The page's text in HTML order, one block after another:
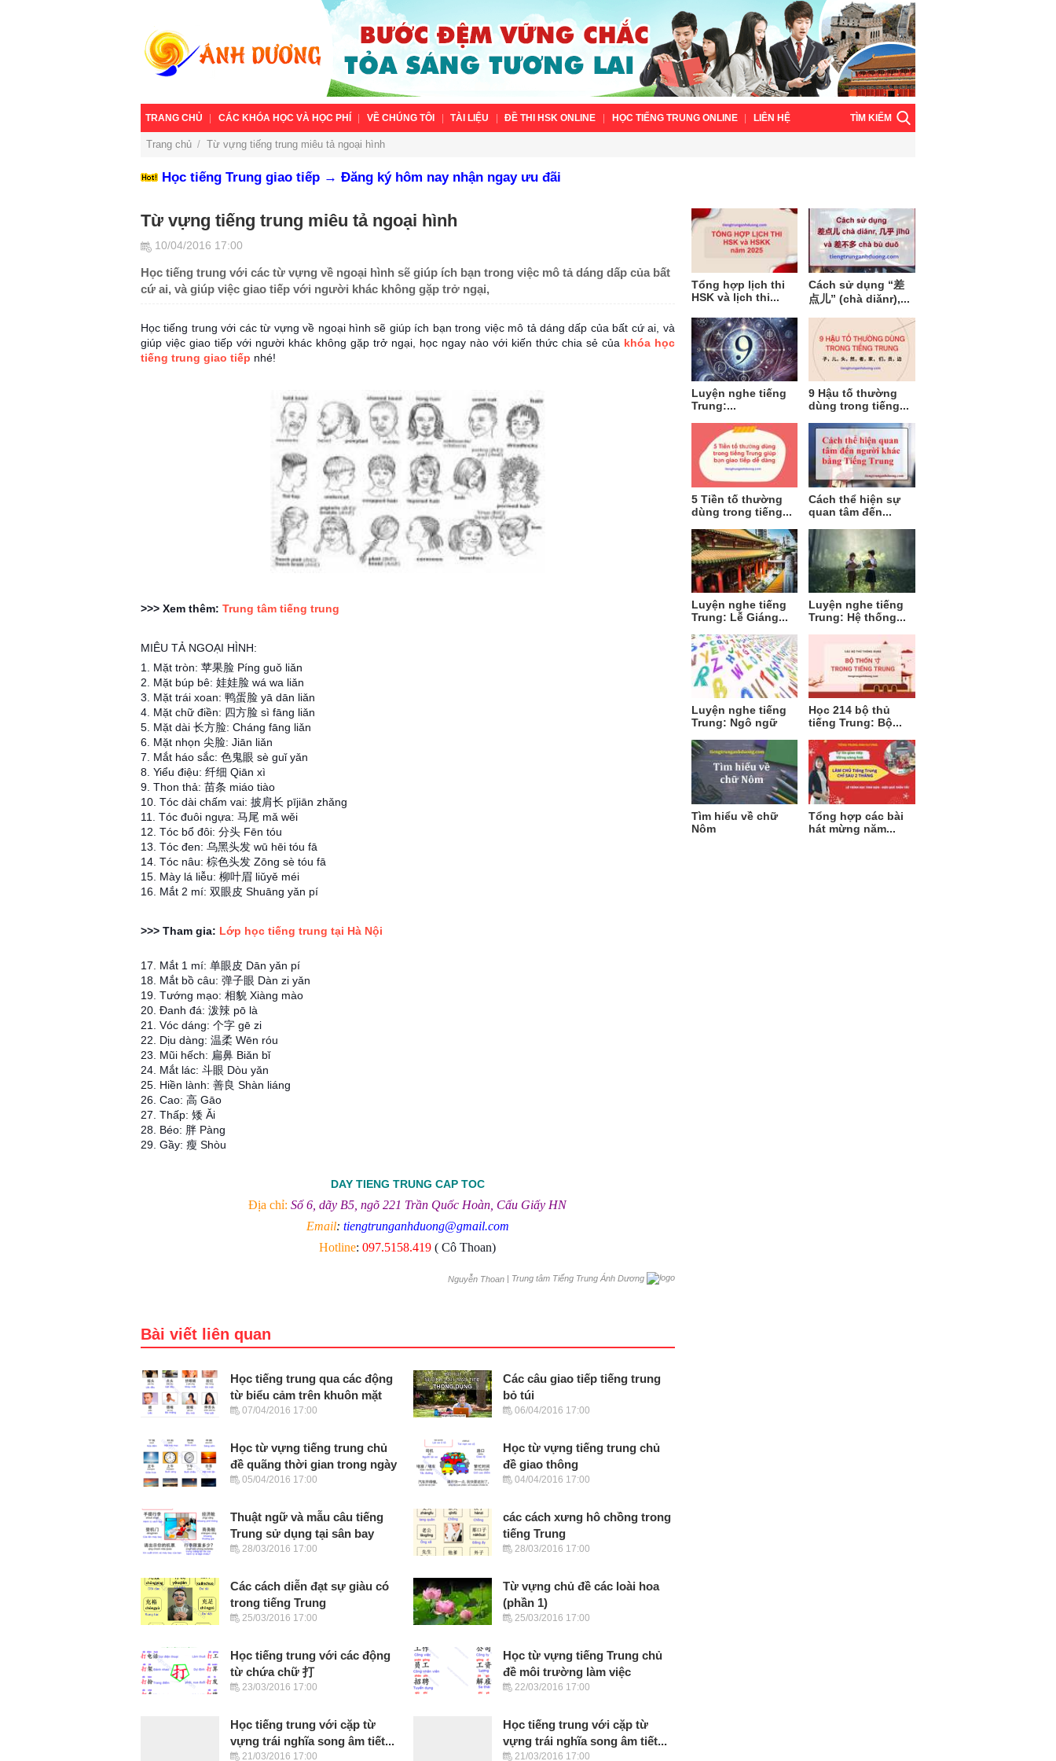
TRANG CHỦ CÁC KHÓA HỌC VÀ HỌC PHÍ VỀ CHÚNG TÔI TÀI LIỆU ĐỀ THI HSK ONLINE HỌC TIẾNG TRUNG ONLINE LIÊN HỆ TÌM KIẾM
Trang chủ / Từ vựng tiếng trung miêu tả ngoại hình
Học tiếng Trung giao tiếp → Đăng ký hôm nay nhận ngay ưu đãi
Từ vựng tiếng trung miêu tả ngoại hình
10/04/2016 17:00
Học tiếng trung với các từ vựng về ngoại hình sẽ giúp ích bạn trong việc mô tả dáng dấp của bất
cứ ai, và giúp việc giao tiếp với người khác không gặp trở ngại,
Học tiếng trung với các từ vựng về ngoại hình sẽ giúp ích bạn trong việc mô tả dáng dấp của bất cứ ai, và
giúp việc giao tiếp với người khác không gặp trở ngại, học ngay nào với kiến thức chia sẻ của khóa học
tiếng trung giao tiếp nhé!
>>> Xem thêm: Trung tâm tiếng trung
MIÊU TẢ NGOẠI HÌNH:
1. Mặt tròn: 苹果脸 Píng guǒ liǎn
2. Mặt búp bê: 娃娃脸 wá wa liǎn
3. Mặt trái xoan: 鸭蛋脸 yā dān liǎn
4. Mặt chữ điền: 四方脸 sì fāng liǎn
5. Mặt dài 长方脸: Cháng fāng liǎn
6. Mặt nhọn 尖脸: Jiān liǎn
7. Mắt háo sắc: 色鬼眼 sè guǐ yǎn
8. Yiểu điệu: 纤细 Qiān xì
9. Thon thả: 苗条 miáo tiào
10. Tóc dài chấm vai: 披肩长 pījiān zhǎng
11. Tóc đuôi ngựa: 马尾 mǎ wěi
12. Tóc bổ đôi: 分头 Fēn tóu
13. Tóc đen: 乌黑头发 wū hēi tóu fā
14. Tóc nâu: 棕色头发 Zōng sè tóu fā
15. Mày lá liễu: 柳叶眉 liǔyě méi
16. Mắt 2 mí: 双眼皮 Shuāng yǎn pí
>>> Tham gia: Lớp học tiếng trung tại Hà Nội
17. Mắt 1 mí: 单眼皮 Dān yǎn pí
18. Mắt bồ câu: 弹子眼 Dàn zi yǎn
19. Tướng mạo: 相貌 Xiàng mào
20. Đanh đá: 泼辣 pō là
21. Vóc dáng: 个字 gē zi
22. Dịu dàng: 温柔 Wēn róu
23. Mũi hếch: 扁鼻 Biǎn bǐ
24. Mắt lác: 斗眼 Dòu yǎn
25. Hiền lành: 善良 Shàn liáng
26. Cao: 高 Gāo
27. Thấp: 矮 Ǎi
28. Béo: 胖 Pàng
29. Gầy: 瘦 Shòu
DAY TIENG TRUNG CAP TOC
Địa chỉ: Số 6, dãy B5, ngõ 221 Trần Quốc Hoàn, Cấu Giấy HN
Email: tiengtrunganhduong@gmail.com
Hotline:097.5158.419( Cô Thoan)
Nguyễn Thoan Trung tâm Tiếng Trung Ánh Dương
Bài viết liên quan
Học tiếng trung qua các động
từ biểu cảm trên khuôn mặt
07/04/2016 17:00
Các câu giao tiếp tiếng trung
bỏ túi
06/04/2016 17:00
Học từ vựng tiếng trung chủ
đề quãng thời gian trong ngày
05/04/2016 17:00
Học từ vựng tiếng trung chủ
đề giao thông
04/04/2016 17:00
Thuật ngữ và mẫu câu tiếng
Trung sử dụng tại sân bay
28/03/2016 17:00
các cách xưng hô chồng trong
tiếng Trung
28/03/2016 17:00
Các cách diễn đạt sự giàu có
trong tiếng Trung
25/03/2016 17:00
Từ vựng chủ đề các loài hoa
(phần 1)
25/03/2016 17:00
Học tiếng trung với các động
từ chứa chữ 打
23/03/2016 17:00
Học từ vựng tiếng Trung chủ
đề môi trường làm việc
22/03/2016 17:00
Học tiếng trung với cặp từ
vựng trái nghĩa song âm tiết...
21/03/2016 17:00
Học tiếng trung với cặp từ
vựng trái nghĩa song âm tiết...
21/03/2016 17:00
Tổng hợp lịch thi
HSK và lịch thi...
Cách sử dụng “差
点儿” (chà diǎnr),...
Luyện nghe tiếng
Trung:...
9 Hậu tố thường
dùng trong tiếng...
5 Tiền tố thường
dùng trong tiếng...
Cách thể hiện sự
quan tâm đến...
Luyện nghe tiếng
Trung: Lễ Giáng...
Luyện nghe tiếng
Trung: Hệ thống...
Luyện nghe tiếng
Trung: Ngô ngữ
Học 214 bộ thủ
tiếng Trung: Bộ...
Tìm hiểu về chữ
Nôm
Tổng hợp các bài
hát mừng năm...